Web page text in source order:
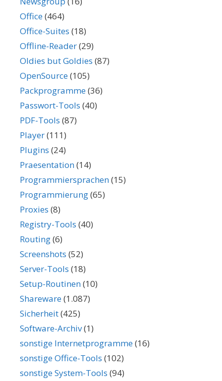
Office(464)
Office-Suites (18)
Offline-Reader(29)
Oldies but Goldies (87)
OpenSource(105)
Packprogramme(36)
Passwort-Tools (40)
PDF-Tools (87)
Player(111)
Plugins (24)
Praesentation(14)
Programmiersprachen(15)
Programmierung(65)
Proxies (8)
Registry-Tools (40)
Routing(6)
Screenshots (52)
Server-Tools (18)
Setup-Routinen(10)
Shareware(1.087)
Sicherheit(425)
Software-Archiv(1)
sonstige Internetprogramme(16)
sonstige Office-Tools (102)
sonstige System-Tools (94)